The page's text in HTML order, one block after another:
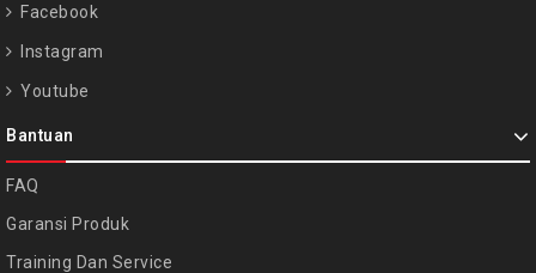
Facebook
Instagram
Youtube
Bantuan
FAQ
Garansi Produk
Training Dan Service